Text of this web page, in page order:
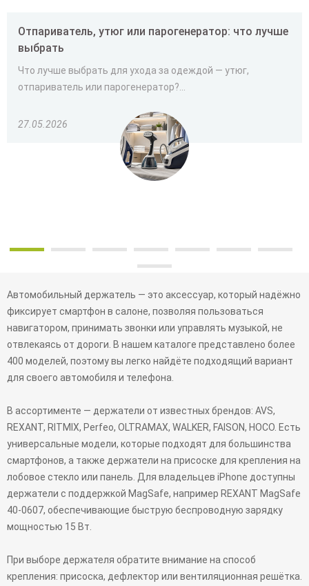
Отпариватель, утюг или парогенератор: что лучше
выбрать
Что лучше выбрать для ухода за одеждой — утюг,
отпариватель или парогенератор?...
27.05.2026
Автомобильный держатель — это аксессуар, который надёжно
фиксирует смартфон в салоне, позволяя пользоваться
навигатором, принимать звонки или управлять музыкой, не
отвлекаясь от дороги. В нашем каталоге представлено более
400 моделей, поэтому вы легко найдёте подходящий вариант
для своего автомобиля и телефона.
В ассортименте — держатели от известных брендов: AVS,
REXANT, RITMIX, Perfeo, OLTRAMAX, WALKER, FAISON, HOCO. Есть
универсальные модели, которые подходят для большинства
смартфонов, а также держатели на присоске для крепления на
лобовое стекло или панель. Для владельцев iPhone доступны
держатели с поддержкой MagSafe, например REXANT MagSafe
40-0607, обеспечивающие быструю беспроводную зарядку
мощностью 15 Вт.
При выборе держателя обратите внимание на способ
крепления: присоска, дефлектор или вентиляционная решётка.